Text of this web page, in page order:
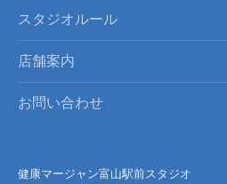
スタジオルール
店舗案内
お問い合わせ
健康マージャン富山駅前スタジオ